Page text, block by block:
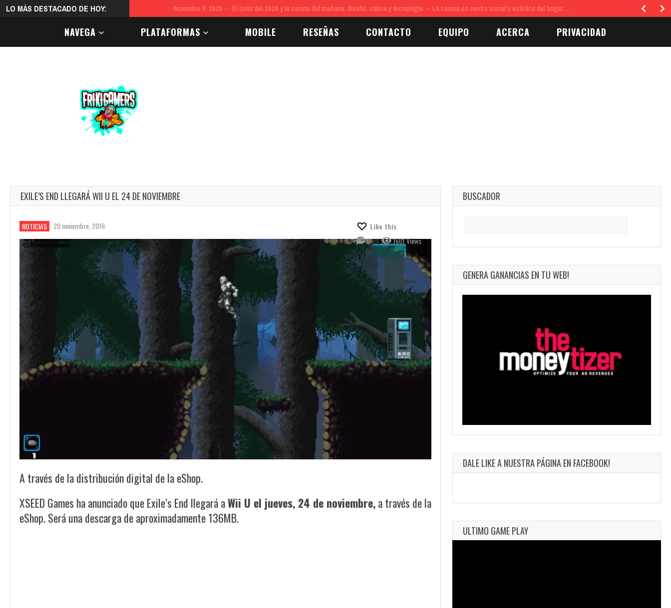
LO MÁS DESTACADO DE HOY: diciembre 9, 2025 El color del 2026 y la cocina del mañana: diseño, calma y tecnología La cocina es centro social y estético del hogar…
NAVEGA PLATAFORMAS MOBILE RESEÑAS CONTACTO EQUIPO ACERCA PRIVACIDAD
EXILE’S END LLEGARÁ WII U EL 24 DE NOVIEMBRE
NOTICIAS 20 noviembre, 2016
Like this
0
1601 Views
A través de la distribución digital de la eShop.
XSEED Games ha anunciado queExile’s End llegará aWii U el jueves, 24 de noviembre,a través de la
eShop. Será una descarga de aproximadamente 136MB.
BUSCADOR
GENERA GANANCIAS EN TU WEB!
DALE LIKE A NUESTRA PÁGINA EN FACEBOOK!
ULTIMO GAME PLAY